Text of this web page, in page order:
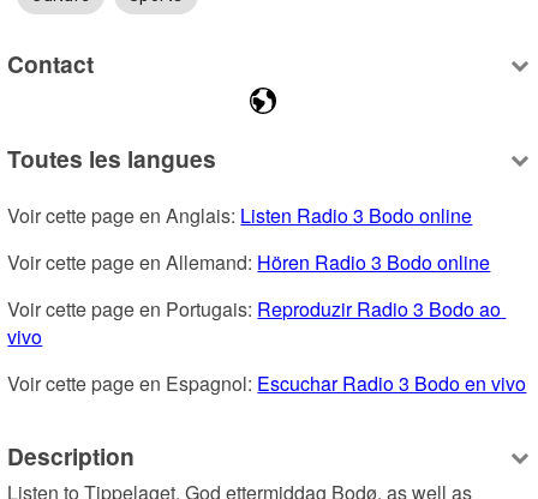
Contact
Toutes les langues
Voir cette page en Anglais: Listen Radio 3 Bodo online
Voir cette page en Allemand: Hören Radio 3 Bodo online
Voir cette page en Portugais: Reproduzir Radio 3 Bodo ao
vivo
Voir cette page en Espagnol: Escuchar Radio 3 Bodo en vivo
Description
Listen to Tippelaget, God ettermiddag Bodø, as well as